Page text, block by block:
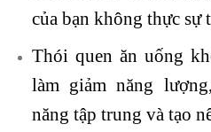
của bạn không thực sự
Thói quen ăn uống
làm giảm năng
năng tập trung và tạo